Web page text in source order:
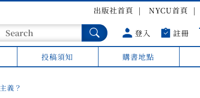
出版社首頁 NYCU首頁
登入 註冊
投稿須知 購書地點
義？